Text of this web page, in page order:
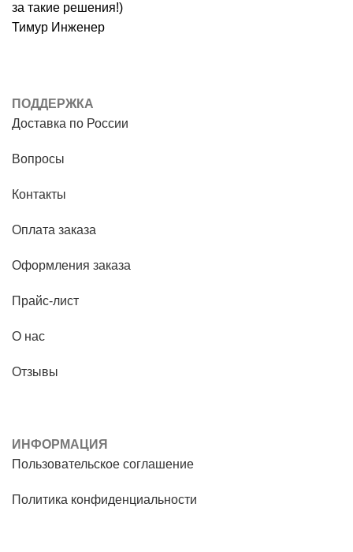
за такие решения!)
Тимур Инженер
ПОДДЕРЖКА
Доставка по России
Вопросы
Контакты
Оплата заказа
Оформления заказа
Прайс-лист
О нас
Отзывы
ИНФОРМАЦИЯ
Пользовательское соглашение
Политика конфиденциальности